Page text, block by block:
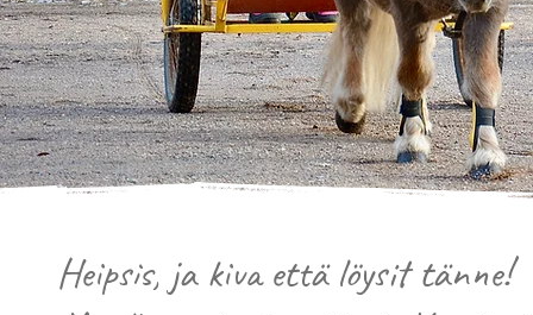
Heipsis, ja kiva että löysit tänne!